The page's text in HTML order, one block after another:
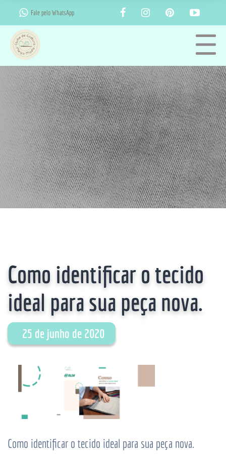
Fale pelo WhatsApp
Como identificar o tecido
ideal para sua peça nova.
25 de junho de 2020
Como identificar o tecido ideal para sua peça nova.